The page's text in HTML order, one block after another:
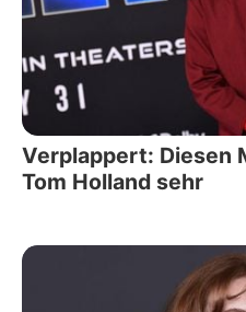
Verplappert: Diesen
Tom Holland sehr